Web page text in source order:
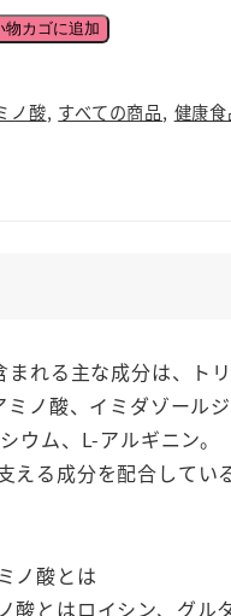
物カゴに追加
ノ酸, すべての商品, 健康食
まれる主な成分は、ト
ミノ酸、イミダゾール
ウム、L-アルギニン。
える成分を配合してい
ノ酸とは
酸とはロイシン、グル